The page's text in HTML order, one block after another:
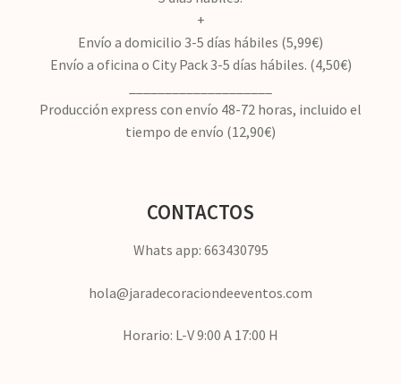
+
Envío a domicilio 3-5 días hábiles (5,99€)
Envío a oficina o City Pack 3-5 días hábiles. (4,50€)
Producción express con envío 48-72 horas, incluido el
tiempo de envío (12,90€)
CONTACTOS
Whats app: 663430795
hola@jaradecoraciondeeventos.com
Horario: L-V 9:00 A 17:00 H